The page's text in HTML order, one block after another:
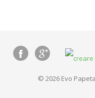
© 2026 Evo